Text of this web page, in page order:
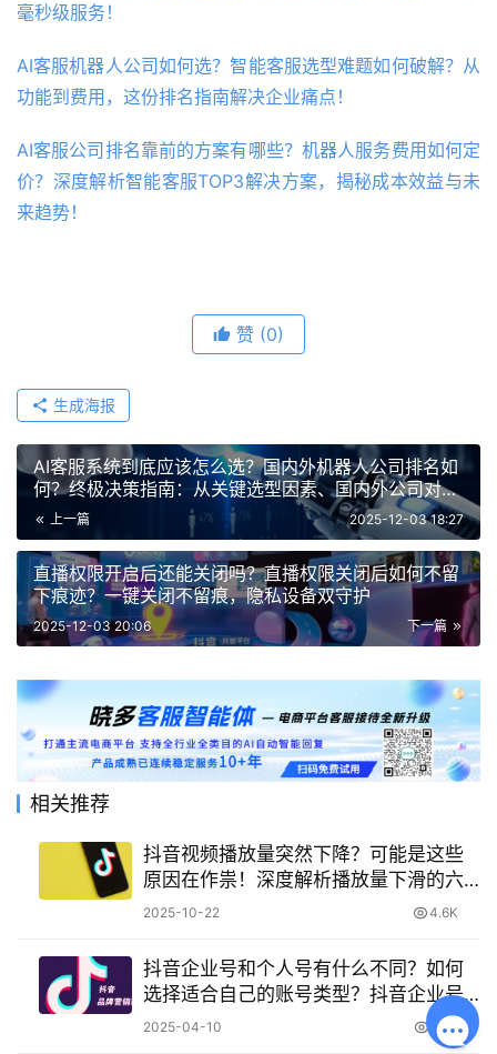
毫秒级服务！
AI客服机器人公司如何选？智能客服选型难题如何破解？从
功能到费用，这份排名指南解决企业痛点！
AI客服公司排名靠前的方案有哪些？机器人服务费用如何定
价？深度解析智能客服TOP3解决方案，揭秘成本效益与未
来趋势！
赞 (0)
生成海报
AI客服系统到底应该怎么选？国内外机器人公司排名如
何？终极决策指南：从关键选型因素、国内外公司对比
到不同规模企业适用场景分析
上一篇 2025-12-03 18:27
直播权限开启后还能关闭吗？直播权限关闭后如何不留
下痕迹？一键关闭不留痕，隐私设备双守护
下一篇
2025-12-03 20:06
相关推荐
抖音视频播放量突然下降？可能是这些
原因在作祟！深度解析播放量下滑的六
大因素，助你快速诊断限流问题并实现
2025-10-22 4.6K
抖音企业号和个人号有什么不同？如何
选择适合自己的账号类型？抖音企业号
VS个人号：5大核心差异与账号类型选
2025-04-10 6.9K